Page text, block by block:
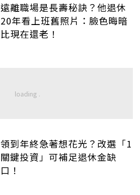
遠離職場是長壽秘訣？他退休
20年看上班舊照片：臉色晦暗
比現在還老！
領到年終急著想花光？改選「1
關鍵投資」可補足退休金缺
口！